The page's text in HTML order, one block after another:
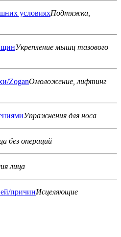
условияхПодтяжка,
Укрепление мышц тазового
ZoganОмоложение, лифтинг
Упражнения для носа
без операций
лица
причинИсцеляющие